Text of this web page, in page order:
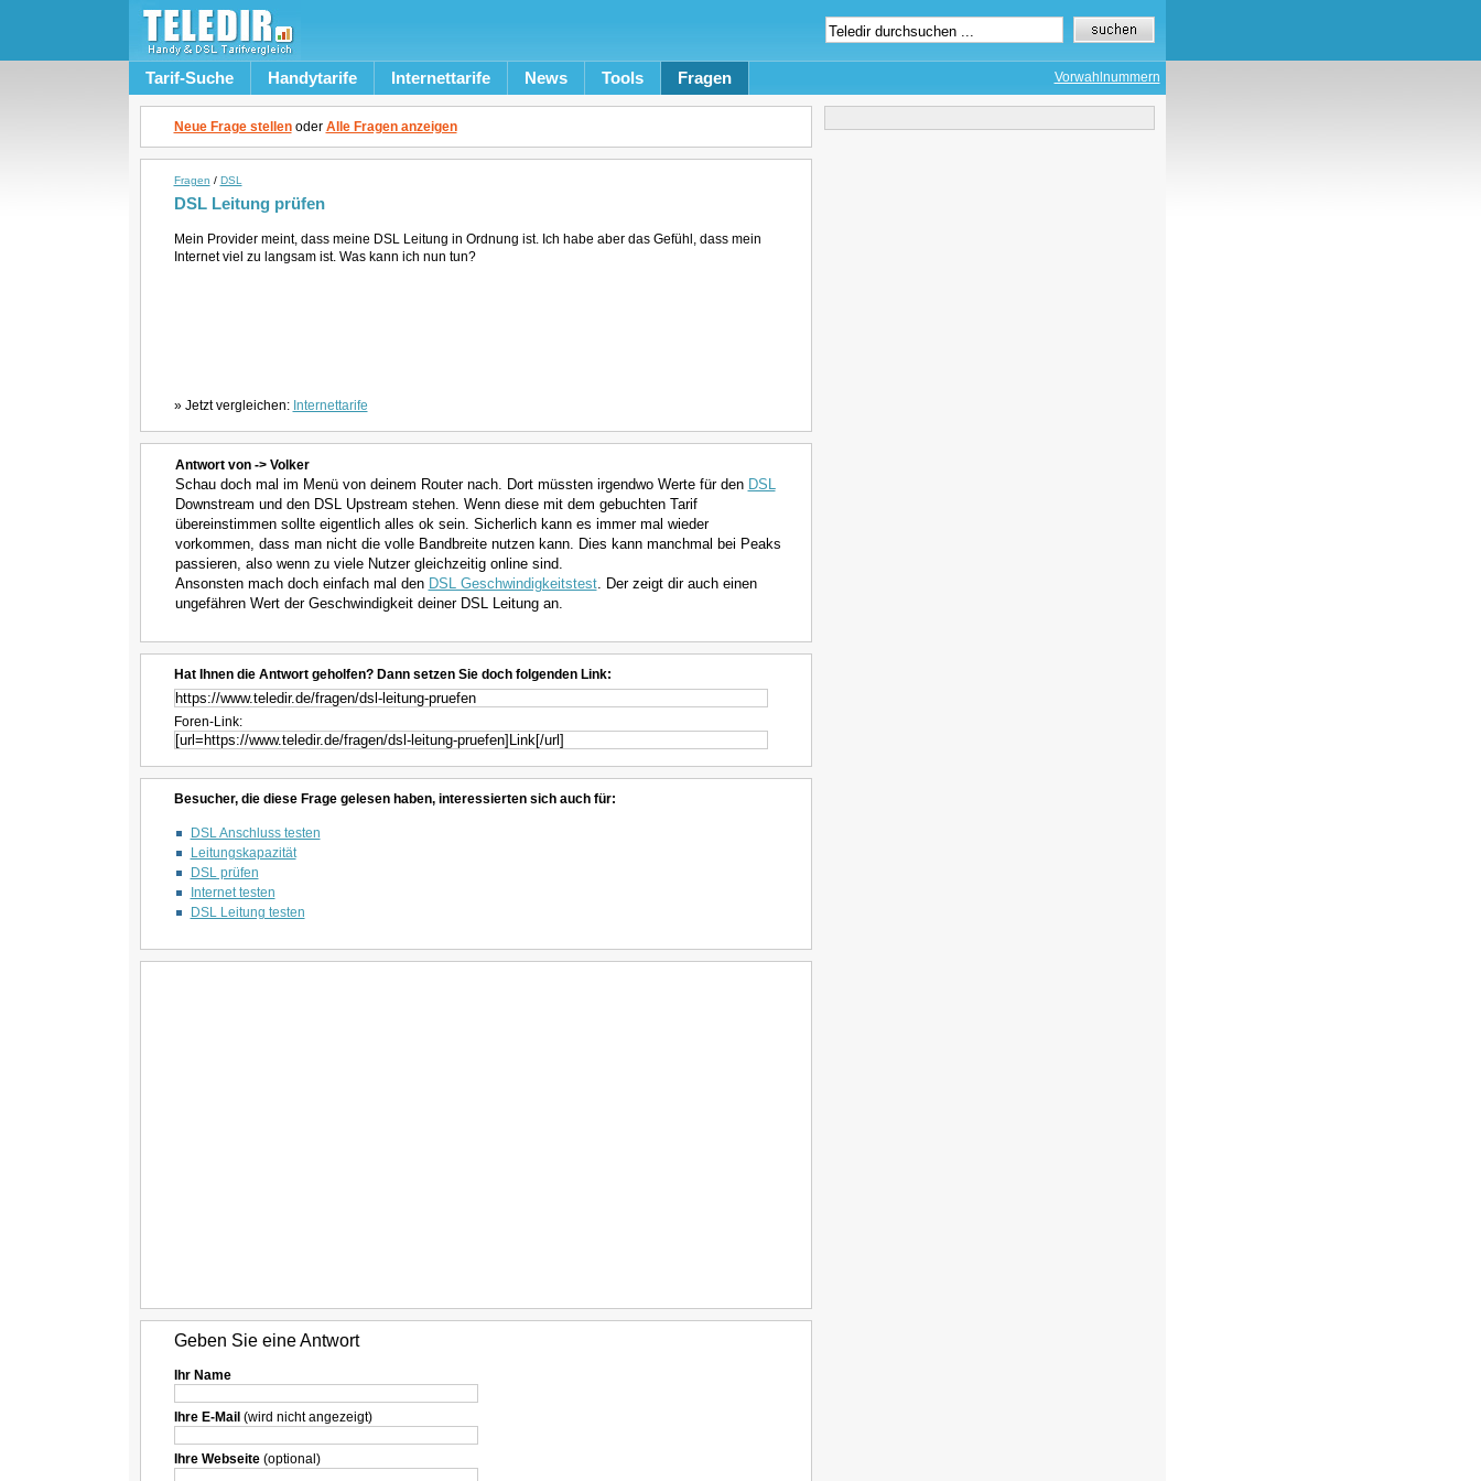
Tarif-Suche Handytarife Internettarife News Tools Fragen Vorwahlnummern
Neue Frage stellenoder Alle Fragen anzeigen
Fragen / DSL
DSL Leitung prüfen
Mein Provider meint, dass meine DSL Leitung in Ordnung ist. Ich habe aber das Gefühl, dass mein
Internet viel zu langsam ist. Was kann ich nun tun?
» Jetzt vergleichen: Internettarife
Antwort von -> Volker
Schau doch mal im Menü von deinem Router nach. Dort müssten irgendwo Werte für den DSL
Downstream und den DSL Upstream stehen. Wenn diese mit dem gebuchten Tarif
übereinstimmen sollte eigentlich alles ok sein. Sicherlich kann es immer mal wieder
vorkommen, dass man nicht die volle Bandbreite nutzen kann. Dies kann manchmal bei Peaks
passieren, also wenn zu viele Nutzer gleichzeitig online sind.
Ansonsten mach doch einfach mal den DSL Geschwindigkeitstest. Der zeigt dir auch einen
ungefähren Wert der Geschwindigkeit deiner DSL Leitung an.
Hat Ihnen die Antwort geholfen? Dann setzen Sie doch folgenden Link:
Foren-Link:
Besucher, die diese Frage gelesen haben, interessierten sich auch für:
DSL Anschluss testen
Leitungskapazität
DSL prüfen
Internet testen
DSL Leitung testen
Geben Sie eine Antwort
Ihr Name
Ihre E-Mail (wird nicht angezeigt)
Ihre Webseite(optional)